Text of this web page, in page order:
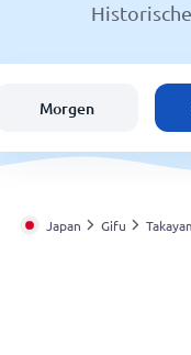
Wetter in Takayama
Schweiz
Deutschland
Morgen
Japan Gifu